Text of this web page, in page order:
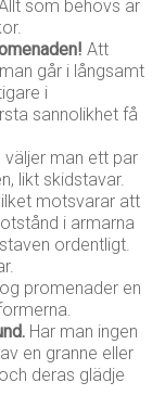
som behövs är
Att
går i långsamt
i
sannolikhet få
väljer man ett par
likt skidstavar.
motsvarar att
i armarna
ordentligt.
promenader en
Har man ingen
en granne eller
deras glädje